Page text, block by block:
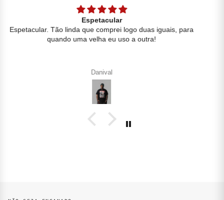
Perfeita
A regata é simplesmente perfeita, caimento excelente e o
tecido canelado é de boa qualidade
Giulia Roberta Santos Batista